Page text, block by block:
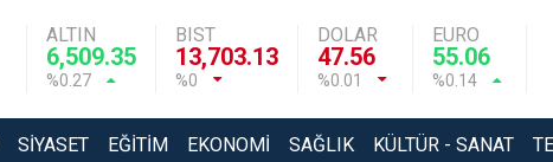
ALTIN
6,509.35
%0.27
BIST
13,703.13
%0
DOLAR
47.56
%0.01
EURO
55.06
%0.14
SIYASET EĞITIM EKONOMI SAĞLIK KÜLTÜR - SANAT